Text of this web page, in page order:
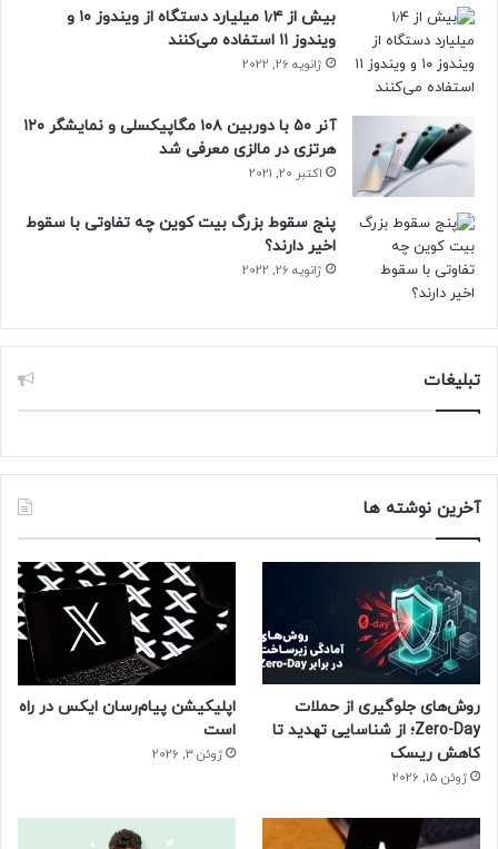
بیش از ۱٫۴ میلیارد دستگاه از ویندوز ۱۰ و
ویندوز ۱۱ استفاده می‌کنند
ژانویه 26, 2022
آنر ۵۰ با دوربین ۱۰۸ مگاپیکسلی و نمایشگر ۱۲۰
هرتزی در مالزی معرفی شد
اکتبر 20, 2021
پنج سقوط بزرگ بیت کوین چه تفاوتی با سقوط
اخیر دارند؟
ژانویه 26, 2022
تبلیغات
آخرین نوشته ها
روش‌های جلوگیری از حملات
Zero-Day؛ از شناسایی تهدید تا
کاهش ریسک
ژوئن 15, 2026
اپلیکیشن پیام‌رسان ایکس در راه
است
ژوئن 3, 2026